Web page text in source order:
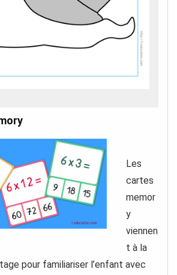
Les
cartes
memor
y
viennen
t à la
pour familiariser l’enfant avec